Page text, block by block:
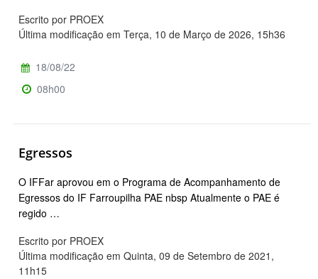
Escrito por PROEX
Última modificação em Terça, 10 de Março de 2026, 15h36
18/08/22
08h00
Egressos
O IFFar aprovou em o Programa de Acompanhamento de
Egressos do IF Farroupilha PAE nbsp Atualmente o PAE é
regido …
Escrito por PROEX
Última modificação em Quinta, 09 de Setembro de 2021,
11h15